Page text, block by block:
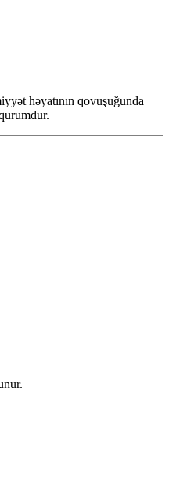
həyatının qovuşuğunda